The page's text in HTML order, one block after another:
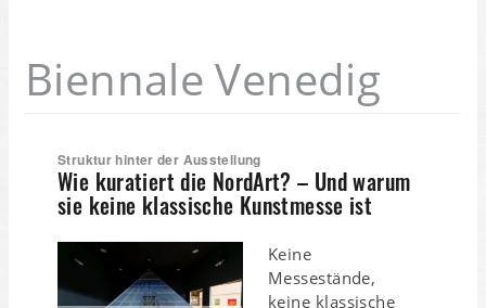
Biennale Venedig
Struktur hinter der Ausstellung
Wie kuratiert die NordArt? – Und warum
sie keine klassische Kunstmesse ist
Keine
Messestände,
keine klassische